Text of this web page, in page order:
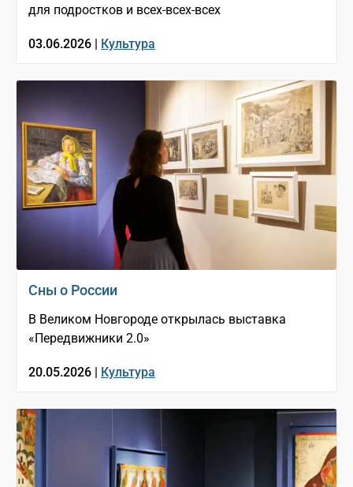
для подростков и всех-всех-всех
03.06.2026 | Культура
Сны о России
В Великом Новгороде открылась выставка
«Передвижники 2.0»
20.05.2026 | Культура